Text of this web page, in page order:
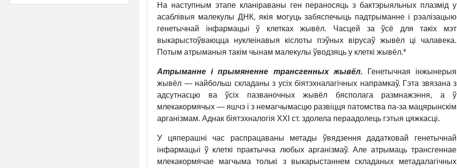
На наступным этапе кланіраваны ген пераносяць з бактэрыяльных плазмід у
асаблівыя малекулы ДНК, якія могуць забяспечыць падтрыманне і рэалізацыю
генетычнай інфармацыі ў клетках жывёл. Часцей за ўсё для такіх мэт
выкарыстоўваюцца нуклеінавыя кіслоты пэўных вірусаў жывёл ці чалавека.
Потым атрыманыя такім чынам малекулы ўводзяць у клеткі жывёл.*
Атрыманне і прымяненне трансгенных жывёл.
Генетычная інжынерыя
жывёл — найбольш складаны з усіх біятэхналагічных напрамкаў. Гэта звязана з
адсутнасцю ва ўсіх пазваночных жывёл бясполага размнажэння, а ў
млекакормячых — яшчэ і з немагчымасцю развіцця патомства па-за мацярынскім
арганізмам. Аднак біятэхналогія XXI ст. здолела пераадолець гэтыя цяжкасці.
У цяперашні час распрацаваны метады ўвядзення дадатковай генетычнай
інфармацыі ў клеткі практычна любых арганізмаў. Але атры­маць трансгеннае
млекакормячае магчыма толькі з выкарыстаннем складаных метадалагічных